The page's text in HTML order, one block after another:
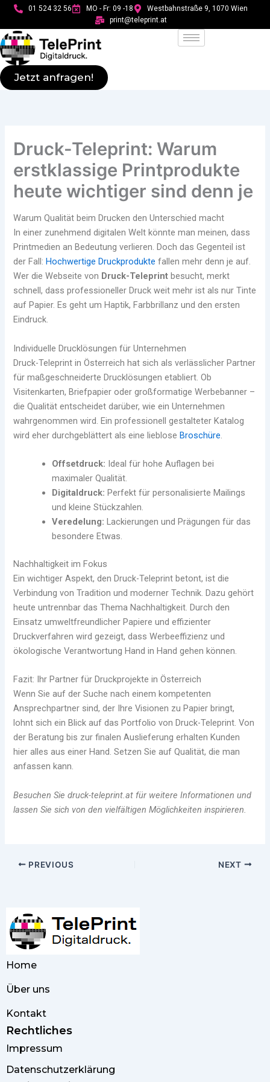
Skip
content
01 524 32 56 MO - Fr: 09 -18
Westbahnstraße 9, 1070 Wien
print@teleprint.at
Jetzt anfragen!
Druck-Teleprint: Warum
erstklassige Printprodukte
heute wichtiger sind denn je
Warum Qualität beim Drucken den Unterschied macht
In einer zunehmend digitalen Welt könnte man meinen, dass
Printmedien an Bedeutung verlieren. Doch das Gegenteil ist
der Fall: Hochwertige Druckprodukte fallen mehr denn je auf.
Wer die Webseite von Druck-Teleprint besucht, merkt
schnell, dass professioneller Druck weit mehr ist als nur Tinte
auf Papier. Es geht um Haptik, Farbbrillanz und den ersten
Eindruck.
Individuelle Drucklösungen für Unternehmen
Druck-Teleprint in Österreich hat sich als verlässlicher Partner
für maßgeschneiderte Drucklösungen etabliert. Ob
Visitenkarten, Briefpapier oder großformatige Werbebanner –
die Qualität entscheidet darüber, wie ein Unternehmen
wahrgenommen wird. Ein professionell gestalteter Katalog
wird eher durchgeblättert als eine liebloseBroschüre.
Offsetdruck: Ideal für hohe Auflagen bei
maximaler Qualität.
Digitaldruck: Perfekt für personalisierte Mailings
und kleine Stückzahlen.
Veredelung: Lackierungen und Prägungen für das
besondere Etwas.
Nachhaltigkeit im Fokus
Ein wichtiger Aspekt, den Druck-Teleprint betont, ist die
Verbindung von Tradition und moderner Technik. Dazu gehört
heute untrennbar das Thema Nachhaltigkeit. Durch den
Einsatz umweltfreundlicher Papiere und effizienter
Druckverfahren wird gezeigt, dass Werbeeffizienz und
ökologische Verantwortung Hand in Hand gehen können.
Fazit: Ihr Partner für Druckprojekte in Österreich
Wenn Sie auf der Suche nach einem kompetenten
Ansprechpartner sind, der Ihre Visionen zu Papier bringt,
lohnt sich ein Blick auf das Portfolio von Druck-Teleprint. Von
der Beratung bis zur finalen Auslieferung erhalten Kunden
hier alles aus einer Hand. Setzen Sie auf Qualität, die man
anfassen kann.
Besuchen Sie druck-teleprint.at für weitere Informationen und
lassen Sie sich von den vielfältigen Möglichkeiten inspirieren.
PREVIOUS NEXT
Home
Über uns
Kontakt
Rechtliches
Impressum
Datenschutzerklärung